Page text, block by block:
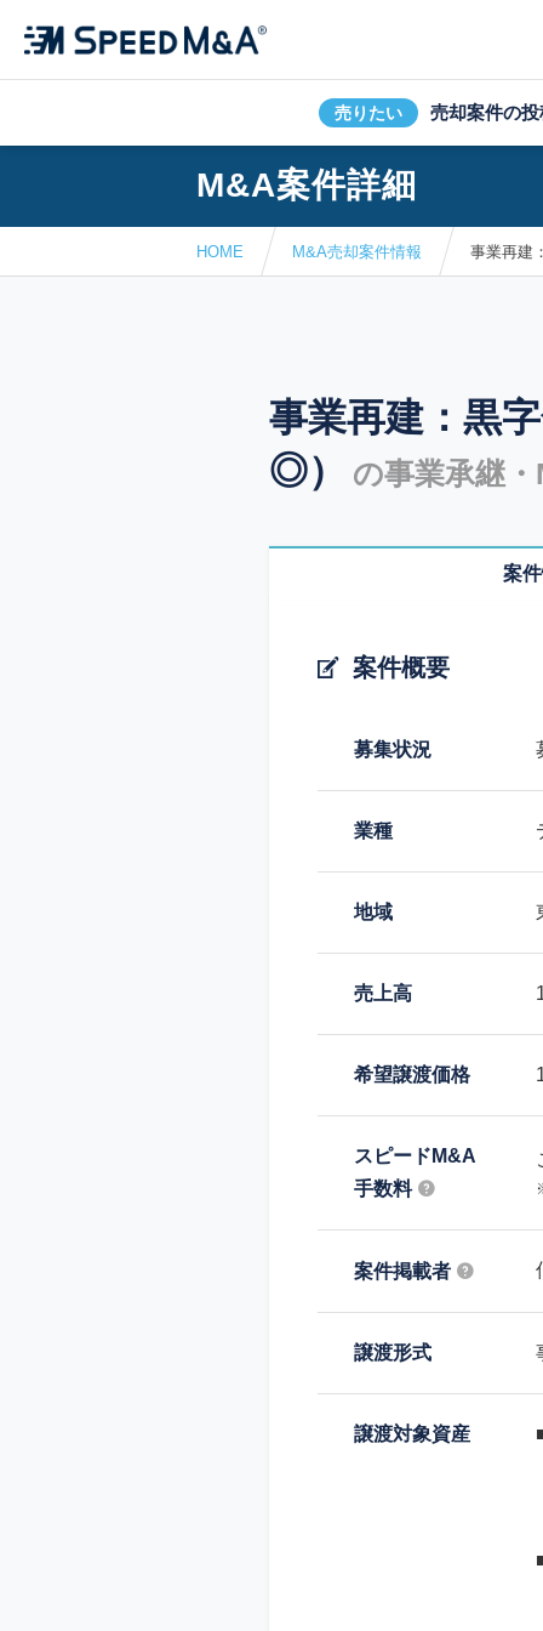
売りたい 売却案件の投
M&A案件詳細
HOME M&A売却案件情報 事業再建
事業再建：黒
◎）
の事業承継
案
案件概要
募集状況
業種
地域
売上高
希望譲渡価格
スピードM&A
手数料
案件掲載者
譲渡形式
譲渡対象資産